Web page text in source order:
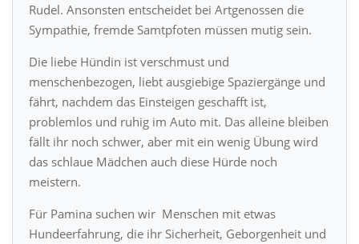
Rudel. Ansonsten entscheidet bei Artgenossen die
Sympathie, fremde Samtpfoten müssen mutig sein.
Die liebe Hündin ist verschmust und
menschenbezogen, liebt ausgiebige Spaziergänge und
fährt, nachdem das Einsteigen geschafft ist,
problemlos und ruhig im Auto mit. Das alleine bleiben
fällt ihr noch schwer, aber mit ein wenig Übung wird
das schlaue Mädchen auch diese Hürde noch
meistern.
Für Pamina suchen wir Menschen mit etwas
Hundeerfahrung, die ihr Sicherheit, Geborgenheit und